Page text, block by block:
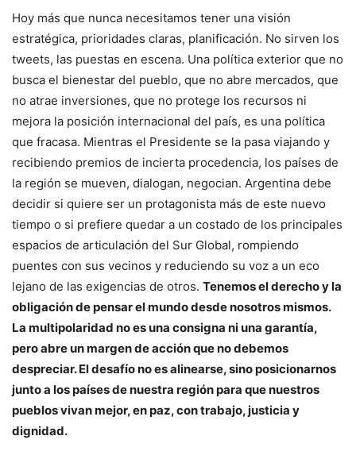
Hoy más que nunca necesitamos tener una visión
estratégica, prioridades claras, planificación. No sirven los
tweets, las puestas en escena. Una política exterior que no
busca el bienestar del pueblo, que no abre mercados, que
no atrae inversiones, que no protege los recursos ni
mejora la posición internacional del país, es una política
que fracasa. Mientras el Presidente se la pasa viajando y
recibiendo premios de incierta procedencia, los países de
la región se mueven, dialogan, negocian. Argentina debe
decidir si quiere ser un protagonista más de este nuevo
tiempo o si prefiere quedar a un costado de los principales
espacios de articulación del Sur Global, rompiendo
puentes con sus vecinos y reduciendo su voz a un eco
lejano de las exigencias de otros. Tenemos el derecho y la
obligación de pensar el mundo desde nosotros mismos.
La multipolaridad no es una consigna ni una garantía,
pero abre un margen de acción que no debemos
despreciar. El desafío no es alinearse, sino posicionarnos
junto a los países de nuestra región para que nuestros
pueblos vivan mejor, en paz, con trabajo, justicia y
dignidad.